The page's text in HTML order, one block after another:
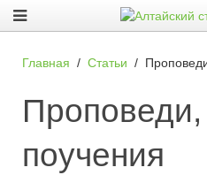
Главная Статьи
поучения